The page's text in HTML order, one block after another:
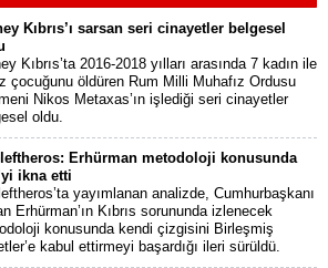
Kıbrıs’ı sarsan seri cinayetler belgesel
Kıbrıs’ta 2016-2018 yılları arasında 7 kadın ile
çocuğunu öldüren Rum Milli Muhafız Ordusu
Nikos Metaxas’ın işlediği seri cinayetler
oldu.
Erhürman metodoloji konusunda
ikna etti
yayımlanan analizde, Cumhurbaşkanı
Erhürman’ın Kıbrıs sorununda izlenecek
konusunda kendi çizgisini Birleşmiş
kabul ettirmeyi başardığı ileri sürüldü.